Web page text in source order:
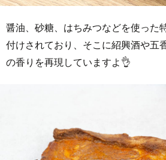
醤油、砂糖、はちみつなどを使った
付けされており、そこに紹興酒や五
の香りを再現していますよ👌